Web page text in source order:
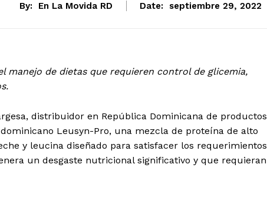
By: En La Movida RD Date: septiembre 29, 2022
manejo de dietas que requieren control de glicemia,
distribuidor en República Dominicana de productos
Leusyn-Pro, una mezcla de proteína de alto
y leucina diseñado para satisfacer los requerimientos
un desgaste nutricional significativo y que requieran